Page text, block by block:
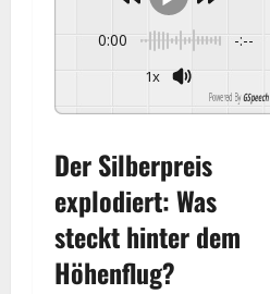
0:00 -:--
1x
Powered By GSpeech
Der Silberpreis
explodiert: Was
steckt hinter dem
Höhenflug?